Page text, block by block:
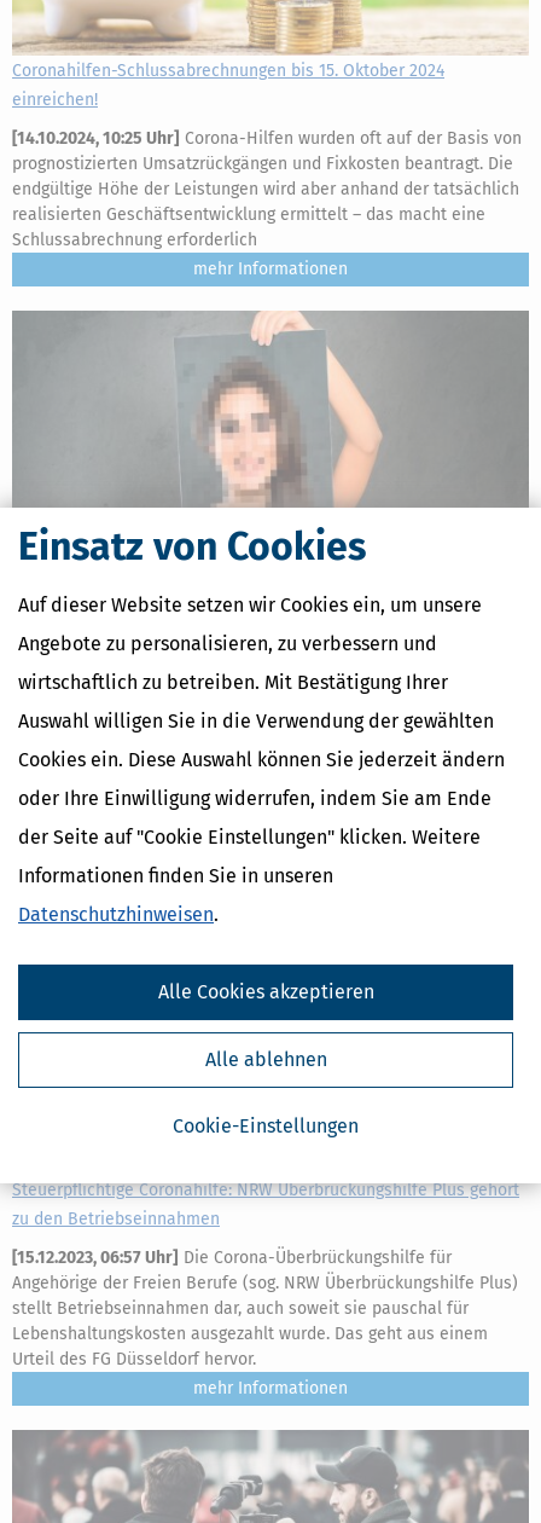
Einsatz von Cookies
Auf dieser Website setzen wir Cookies ein, um unsere
Angebote zu personalisieren, zu verbessern und
wirtschaftlich zu betreiben. Mit Bestätigung Ihrer
Auswahl willigen Sie in die Verwendung der gewählten
Cookies ein. Diese Auswahl können Sie jederzeit ändern
oder Ihre Einwilligung widerrufen, indem Sie am Ende
der Seite auf "Cookie Einstellungen" klicken. Weitere
Informationen finden Sie in unseren
Datenschutzhinweisen.
Cookie-Einstellungen
Alle ablehnen
Alle Cookies akzeptieren
Coronahilfen-Schlussabrechnungen bis 15. Oktober 2024
einreichen!
[14.10.2024, 10:25 Uhr] Corona-Hilfen wurden oft auf der Basis von
prognostizierten Umsatzrückgängen und Fixkosten beantragt. Die
endgültige Höhe der Leistungen wird aber anhand der tatsächlich
realisierten Geschäftsentwicklung ermittelt – das macht eine
Schlussabrechnung erforderlich
mehr
Datenschutz: Schadensersatz, wenn Missbrauch von Daten
befürchtet wird
Die Befürchtung eines Missbrauchs der
eigenen Daten kann alleine schon einen Anspruch auf
Schadensersatz auslösen. Es existiert hier keine Bagatellgrenze.
Allerdings muss aus dem Verstoß auch ein nachgewiesener
Schaden resultieren.
mehr
Steuerpflichtige Coronahilfe: NRW Überbrückungshilfe Plus gehört
zu den Betriebseinnahmen
[15.12.2023, 06:57 Uhr] Die Corona-Überbrückungshilfe für
Angehörige der Freien Berufe (sog. NRW Überbrückungshilfe Plus)
stellt Betriebseinnahmen dar, auch soweit sie pauschal für
Lebenshaltungskosten ausgezahlt wurde. Das geht aus einem
Urteil des FG Düsseldorf hervor.
mehr